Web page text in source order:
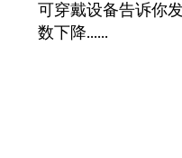
可穿戴设备告诉你
数下降......